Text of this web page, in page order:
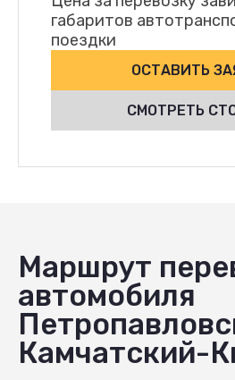
габаритов
поездки
ОСТАВИТЬ
СМОТРЕТЬ
Маршрут
автомобиля
Камчатский-